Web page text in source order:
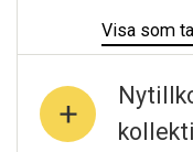
VisaAndel
av
inom
tätort
som